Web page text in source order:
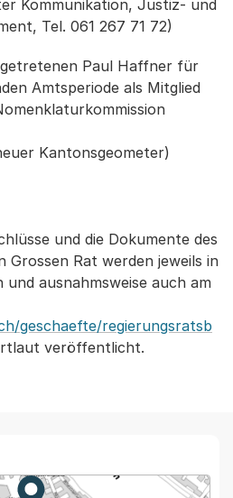
Kommunikation, Justiz- und
Tel. 061 267 71 72)
Paul Haffner für
Amtsperiode als Mitglied
Kantonsgeometer)
und die Dokumente des
Grossen Rat werden jeweils in
ausnahmsweise auch am
geschaefte/regierungsratsb
veröffentlicht.